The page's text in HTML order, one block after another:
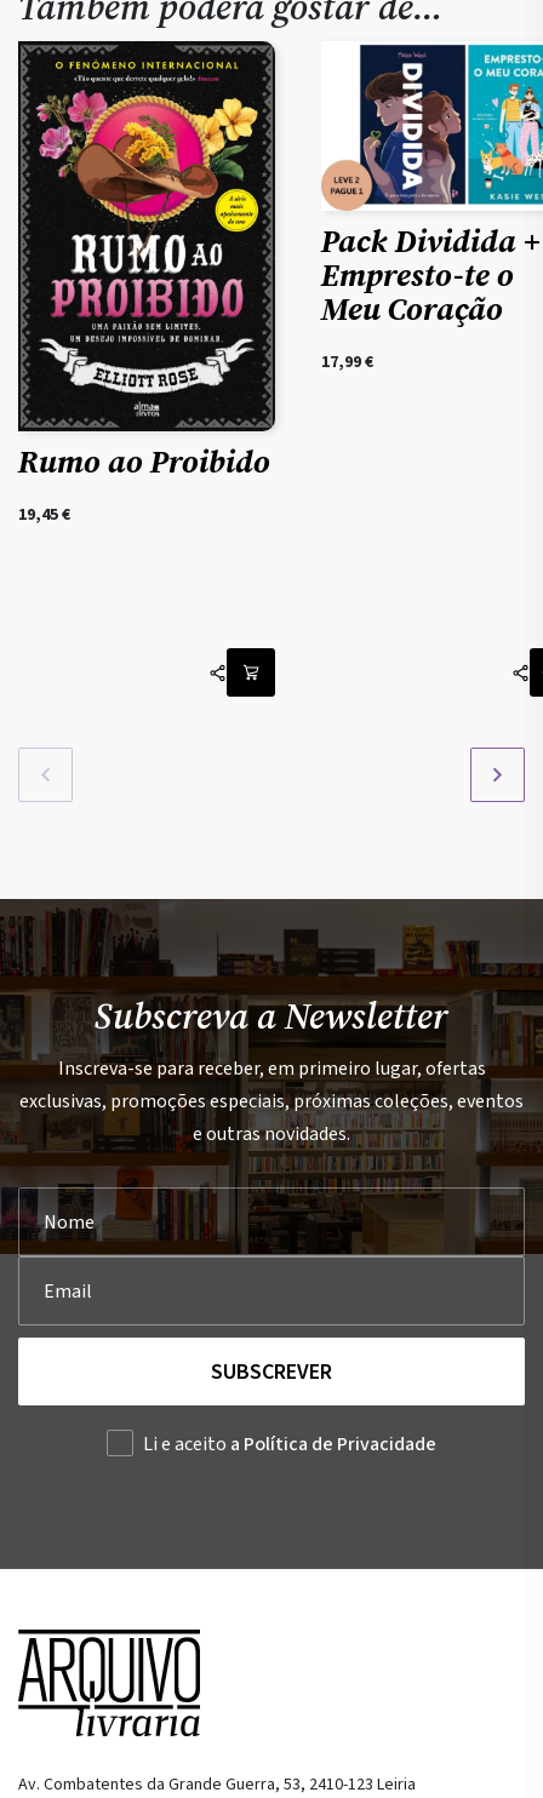
Rumo ao Proibido
19,45€
Pack Dividida +
Empresto-te o
Meu Coração
17,99€
Subscreva a Newsletter
Inscreva-se para receber, em primeiro lugar, ofertas
exclusivas, promoções especiais, próximas coleções, eventos
e outras novidades.
SUBSCREVER
Li e aceito a Política de Privacidade
Av. Combatentes da Grande Guerra, 53, 2410-123 Leiria